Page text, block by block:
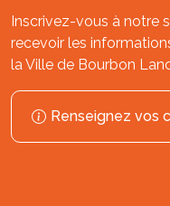
Inscrivez-vous à notre
recevoir les
la Ville de Bourbon
Renseignez vos